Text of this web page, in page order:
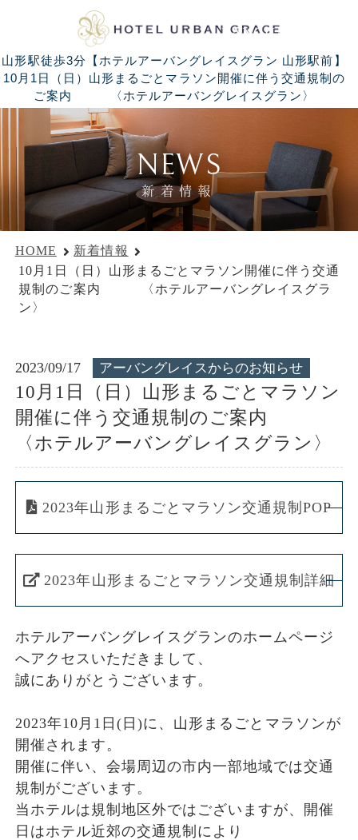
LANGUAGE
山形駅徒歩3分【ホテルアーバングレイスグラン 山形駅前】
10月1日（日）山形まるごとマラソン開催に伴う交通規制の
ご案内 〈ホテルアーバングレイスグラン〉
NEWS
新着情報
HOME
新着情報
10月1日（日）山形まるごとマラソン開催に伴う交通
規制のご案内 〈ホテルアーバングレイスグラ
ン〉
2023/09/17 アーバングレイスからのお知らせ
10月1日（日）山形まるごとマラソン
開催に伴う交通規制のご案内
〈ホテルアーバングレイスグラン〉
2023年山形まるごとマラソン交通規制POP
2023年山形まるごとマラソン交通規制詳細
ホテルアーバングレイスグランのホームページ
へアクセスいただきまして、
誠にありがとうございます。
2023年10月1日(日)に、山形まるごとマラソンが
開催されます。
開催に伴い、会場周辺の市内一部地域では交通
規制がございます。
当ホテルは規制地区外ではございますが、開催
日はホテル近郊の交通規制により